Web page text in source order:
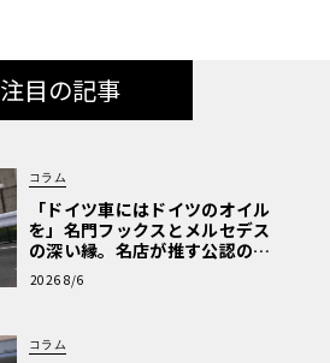
注目の記事
コラム
「ドイツ車にはドイツのオイル
を」名門フックスとメルセデス
の深い縁。名店が推す公認の安
心と、Cクラスで味わうシルキー
な走り〈PR〉
2026 8/6
コラム